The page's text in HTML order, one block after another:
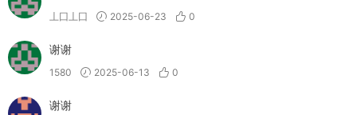
丄囗丄囗 2025-06-23 0
谢谢
1580 2025-06-13 0
谢谢